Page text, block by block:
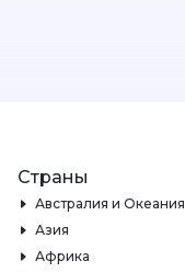
Страны
Австралия и Океания
Азия
Африка